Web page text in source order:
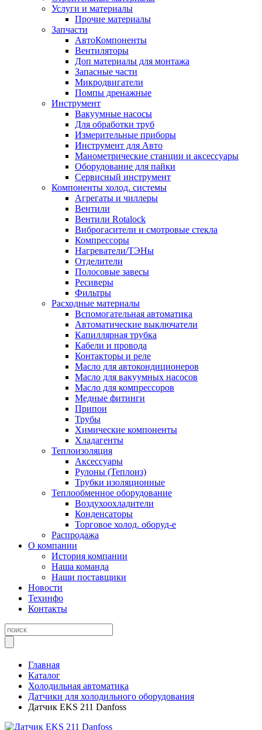
Услуги и материалы
Прочие материалы
Запчасти
АвтоКомпоненты
Вентиляторы
Доп материалы для монтажа
Запасные части
Микродвигатели
Помпы дренажные
Инструмент
Вакуумные насосы
Для обработки труб
Измерительные приборы
Инструмент для Авто
Манометрические станции и аксессуары
Оборудование для пайки
Сервисный инструмент
Компоненты холод. системы
Агрегаты и чиллеры
Вентили
Вентили Rotalock
Виброгасители и смотровые стекла
Компрессоры
Нагреватели/ТЭНы
Отделители
Полосовые завесы
Ресиверы
Фильтры
Расходные материалы
Вспомогательная автоматика
Автоматические выключатели
Капиллярная трубка
Кабели и провода
Контакторы и реле
Масло для автокондиционеров
Масло для вакуумных насосов
Масло для компрессоров
Медные фитинги
Припои
Трубы
Химические компоненты
Хладагенты
Теплоизоляция
Аксессуары
Рулоны (Теплоиз)
Трубки изоляционные
Теплообменное оборудование
Воздухоохладители
Конденсаторы
Торговое холод. оборуд-е
Распродажа
О компании
История компании
Наша команда
Наши поставщики
Новости
Техинфо
Контакты
Главная
Каталог
Холодильная автоматика
Датчики для холодильного оборудования
Датчик EKS 211 Danfoss